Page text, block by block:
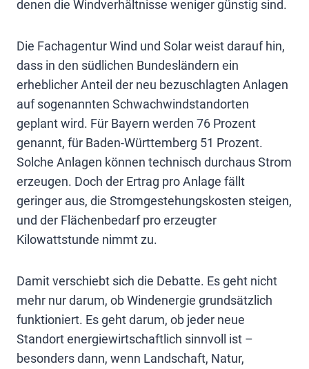
denen die Windverhältnisse weniger günstig sind.
Die Fachagentur Wind und Solar weist darauf hin,
dass in den südlichen Bundesländern ein
erheblicher Anteil der neu bezuschlagten Anlagen
auf sogenannten Schwachwindstandorten
geplant wird. Für Bayern werden 76 Prozent
genannt, für Baden-Württemberg 51 Prozent.
Solche Anlagen können technisch durchaus Strom
erzeugen. Doch der Ertrag pro Anlage fällt
geringer aus, die Stromgestehungskosten steigen,
und der Flächenbedarf pro erzeugter
Kilowattstunde nimmt zu.
Damit verschiebt sich die Debatte. Es geht nicht
mehr nur darum, ob Windenergie grundsätzlich
funktioniert. Es geht darum, ob jeder neue
Standort energiewirtschaftlich sinnvoll ist –
besonders dann, wenn Landschaft, Natur,